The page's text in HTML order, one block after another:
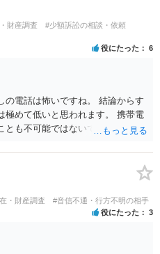
財産調査
#少額訴訟の相談・依頼
役にたった 6
の電話は怖いですね。 結論からす
極めて低いと思われます。 携帯電
とも不可能ではないですが、発生
局のところ弁護士費用の方がかさ
おそらくはキャンセルされた腹い
う言葉を使う以上、ゼロとは言え
れます。
・財産調査 #音信不通・行方不明の相手
役にたった 3